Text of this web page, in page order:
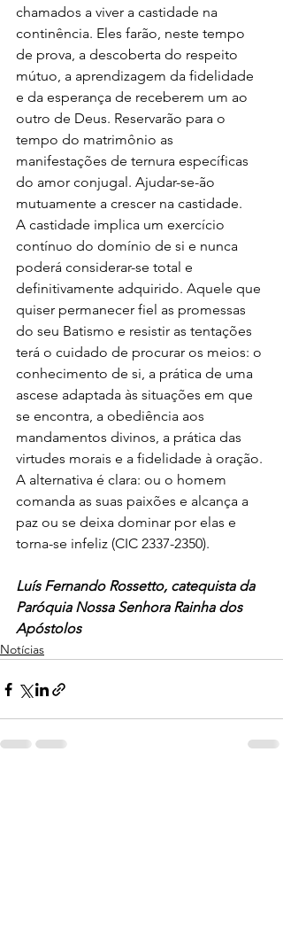
chamados a viver a castidade na
continência. Eles farão, neste tempo
de prova, a descoberta do respeito
mútuo, a aprendizagem da fidelidade
e da esperança de receberem um ao
outro de Deus. Reservarão para o
tempo do matrimônio as
manifestações de ternura específicas
do amor conjugal. Ajudar-se-ão
mutuamente a crescer na castidade.
A castidade implica um exercício
contínuo do domínio de si e nunca
poderá considerar-se total e
definitivamente adquirido. Aquele que
quiser permanecer fiel as promessas
do seu Batismo e resistir as tentações
terá o cuidado de procurar os meios: o
conhecimento de si, a prática de uma
ascese adaptada às situações em que
se encontra, a obediência aos
mandamentos divinos, a prática das
virtudes morais e a fidelidade à oração.
A alternativa é clara: ou o homem
comanda as suas paixões e alcança a
paz ou se deixa dominar por elas e
torna-se infeliz (CIC 2337-2350).
Luís Fernando Rossetto, catequista da
Paróquia Nossa Senhora Rainha dos
Apóstolos
Notícias